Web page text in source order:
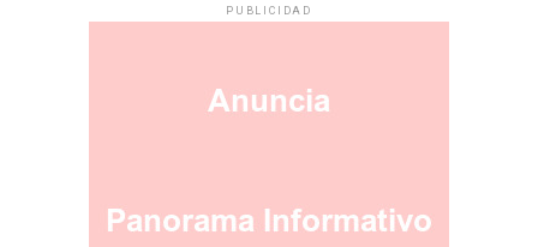
PUBLICIDAD